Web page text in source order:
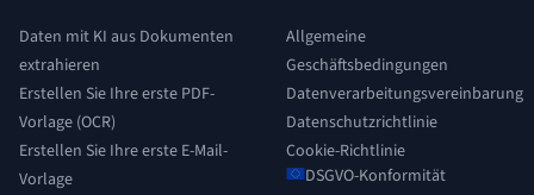
Daten mit KI aus Dokumenten
extrahieren
Erstellen Sie Ihre erste PDF-
Vorlage (OCR)
Erstellen Sie Ihre erste E-Mail-
Vorlage
Allgemeine
Geschäftsbedingungen
Datenverarbeitungsvereinbarung
Datenschutzrichtlinie
Cookie-Richtlinie
DSGVO-Konformität